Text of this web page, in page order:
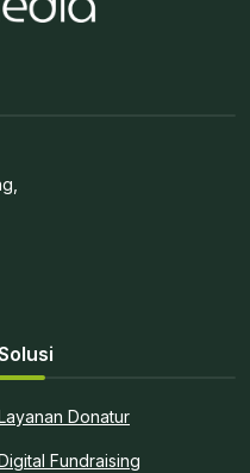
Layanan Donatur
Digital Fundraising